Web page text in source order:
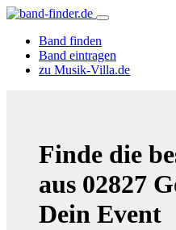
Band finden
Band eintragen
zu Musik-Villa.de
Finde die
aus 02827
Dein Event